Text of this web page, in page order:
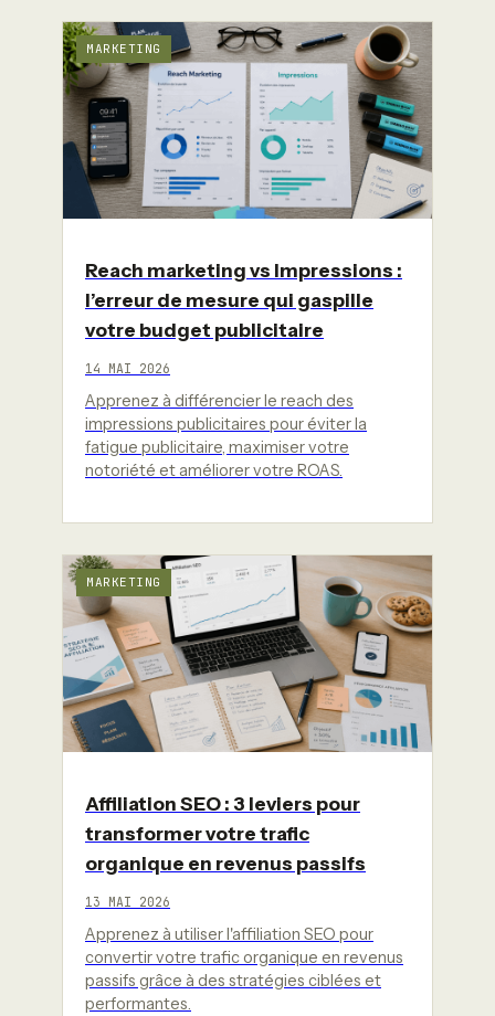
MARKETING
Reach marketing vs Impressions :
l’erreur de mesure qui gaspille
votre budget publicitaire
14 MAI 2026
Apprenez à différencier le reach des
impressions publicitaires pour éviter la
fatigue publicitaire, maximiser votre
notoriété et améliorer votre ROAS.
MARKETING
Affiliation SEO : 3 leviers pour
transformer votre trafic
organique en revenus passifs
13 MAI 2026
Apprenez à utiliser l'affiliation SEO pour
convertir votre trafic organique en revenus
passifs grâce à des stratégies ciblées et
performantes.